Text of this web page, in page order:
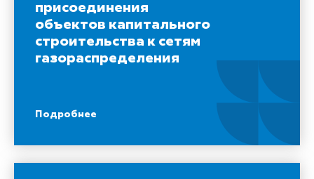
присоединения
объектов капитального
строительства к сетям
газораспределения
Подробнее